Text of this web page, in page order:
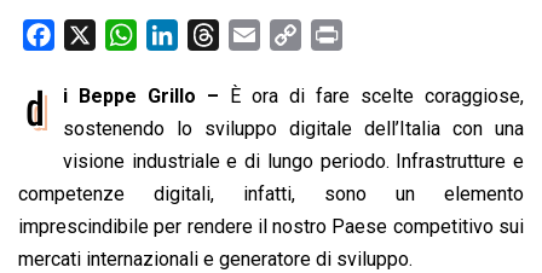
e
b
o
o
k
W
t
s
p
p
n
k
e
d
I
n
e
a
s
a
i
p
y
L
n
k
i
n
t
d i Beppe Grillo – È ora di fare scelte coraggiose,
sostenendo lo sviluppo digitale dell’Italia con una
visione industriale e di lungo periodo. Infrastrutture e
competenze digitali, infatti, sono un elemento
imprescindibile per rendere il nostro Paese competitivo sui
mercati internazionali e generatore di sviluppo.